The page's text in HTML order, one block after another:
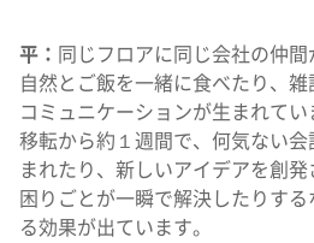
平： 同じフロアに同じ会社の仲間
自然とご飯を一緒に食べたり、
コミュニケーションが生まれてい
移転から約１週間で、何気ない
まれたり、新しいアイデアを創
困りごとが一瞬で解決したりす
る効果が出ています。